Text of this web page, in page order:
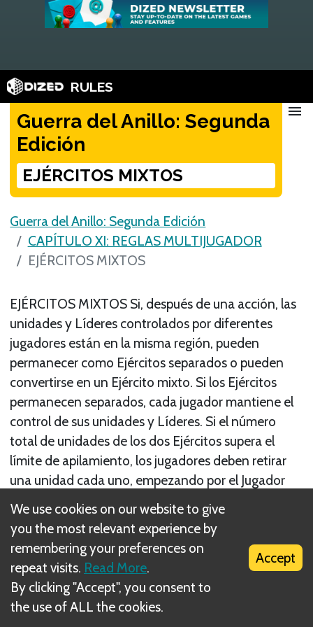
RULES
Guerra del Anillo: Segunda
Edición
EJÉRCITOS MIXTOS
menu
Guerra del Anillo: Segunda Edición
CAPÍTULO XI: REGLAS MULTIJUGADOR
EJÉRCITOS MIXTOS
EJÉRCITOS MIXTOS Si, después de una acción, las
unidades y Líderes controlados por diferentes
jugadores están en la misma región, pueden
permanecer como Ejércitos separados o pueden
convertirse en un Ejército mixto. Si los Ejércitos
permanecen separados, cada jugador mantiene el
control de sus unidades y Líderes. Si el número
total de unidades de los dos Ejércitos supera el
límite de apilamiento, los jugadores deben retirar
una unidad cada uno, empezando por el Jugador
no-líder, hasta que se respete el límite. Las tropas
de los dos jugadores se pueden convertir en un
Ejército mixto si ambos jugadores están de acuerdo
en ello; sin embargo, si la región es atacada
entonces deben convertirse en un Ejército mixto. El
jugador que controlará un Ejército mixto será el
jugador que controle la mayor cantidad de
We use cookies on our website to give
you the most relevant experience by
remembering your preferences on
repeat visits. Read More.
By clicking "Accept", you consent to
the use of ALL the cookies.
Accept